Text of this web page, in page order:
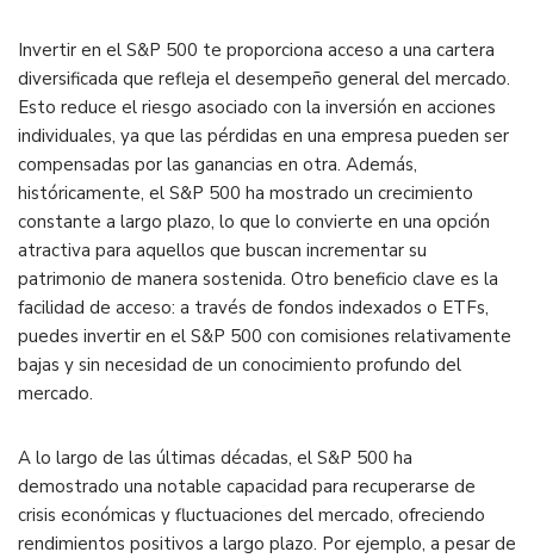
Invertir en el S&P 500 te proporciona acceso a una cartera
diversificada que refleja el desempeño general del mercado.
Esto reduce el riesgo asociado con la inversión en acciones
individuales, ya que las pérdidas en una empresa pueden ser
compensadas por las ganancias en otra. Además,
históricamente, el S&P 500 ha mostrado un crecimiento
constante a largo plazo, lo que lo convierte en una opción
atractiva para aquellos que buscan incrementar su
patrimonio de manera sostenida. Otro beneficio clave es la
facilidad de acceso: a través de fondos indexados o ETFs,
puedes invertir en el S&P 500 con comisiones relativamente
bajas y sin necesidad de un conocimiento profundo del
mercado.
A lo largo de las últimas décadas, el S&P 500 ha
demostrado una notable capacidad para recuperarse de
crisis económicas y fluctuaciones del mercado, ofreciendo
rendimientos positivos a largo plazo. Por ejemplo, a pesar de